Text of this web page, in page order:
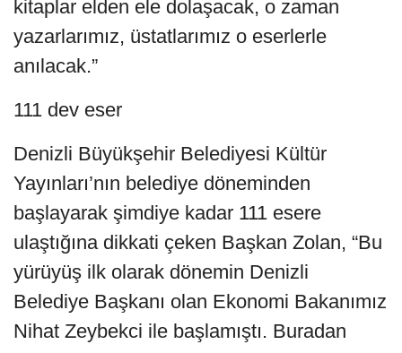
kitaplar elden ele dolaşacak, o zaman
yazarlarımız, üstatlarımız o eserlerle
anılacak.”
111 dev eser
Denizli Büyükşehir Belediyesi Kültür
Yayınları’nın belediye döneminden
başlayarak şimdiye kadar 111 esere
ulaştığına dikkati çeken Başkan Zolan, “Bu
yürüyüş ilk olarak dönemin Denizli
Belediye Başkanı olan Ekonomi Bakanımız
Nihat Zeybekci ile başlamıştı. Buradan